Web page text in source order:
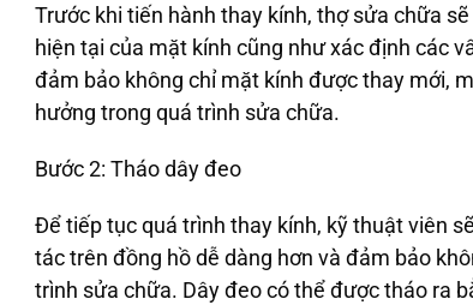
Trước khi tiến hành thay kính, thợ sửa chữa
hiện tại của mặt kính cũng như xác định các
đảm bảo không chỉ mặt kính được thay mới,
hưởng trong quá trình sửa chữa.
Bước 2: Tháo dây đeo
Để tiếp tục quá trình thay kính, kỹ thuật viên
tác trên đồng hồ dễ dàng hơn và đảm bảo
trình sửa chữa. Dây đeo có thể được tháo ra